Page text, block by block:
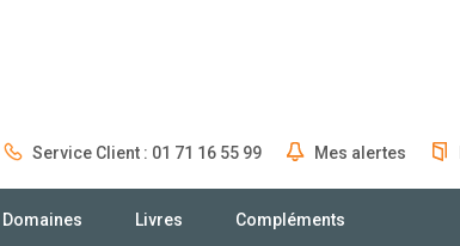
Service Client : 01 71 16 55 99 Mes alertes
Domaines Livres Compléments